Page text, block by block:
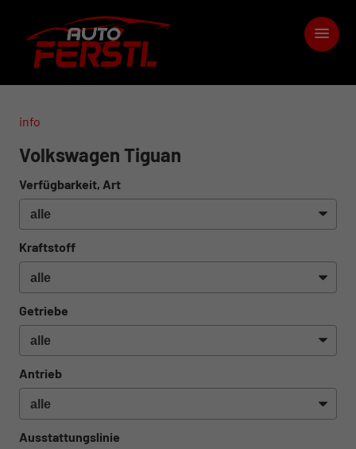
info
Volkswagen Tiguan
Verfügbarkeit, Art
Kraftstoff
Getriebe
Antrieb
Ausstattungslinie